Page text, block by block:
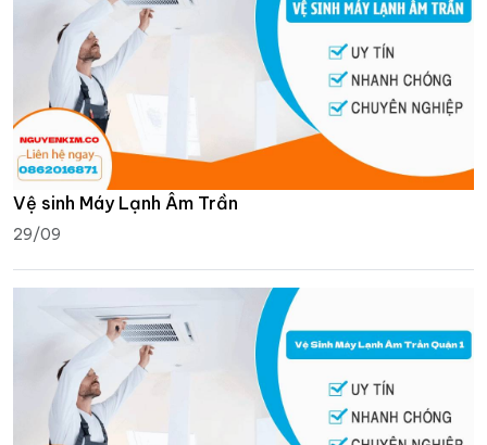
Vệ sinh Máy Lạnh Âm Trần
29/09